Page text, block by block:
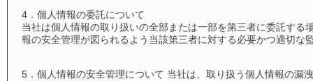
4．個人情報の委託について
当社は個人情報の取り扱いの全部または一部を第三者に委託す
報の安全管理が図られるよう当該第三者に対する必要かつ適切な
5．個人情報の安全管理について 当社は、取り扱う個人情報の漏